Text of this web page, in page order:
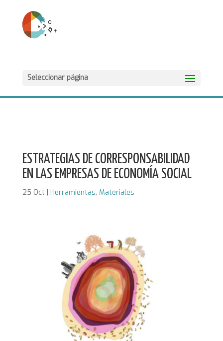
Seleccionar página
ESTRATEGIAS DE CORRESPONSABILIDAD
EN LAS EMPRESAS DE ECONOMÍA SOCIAL
25 Oct | Herramientas, Materiales